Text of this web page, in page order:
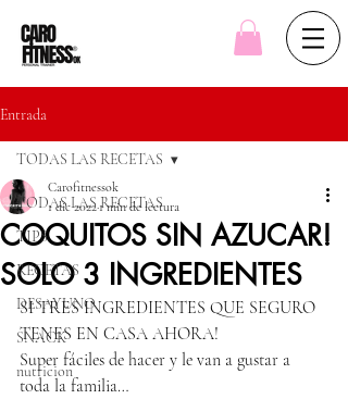
Entrada
TODAS LAS RECETAS
TIPS
RECETAS
DESAYUNO
SNACK
nutricion
TODAS LAS RECETAS
COQUITOS SIN AZUCAR!
SOLO 3 INGREDIENTES
Carofitnessok
1 dic 2022 1 min de lectura
SI TRES INGREDIENTES QUE SEGURO
TENES EN CASA AHORA!
Super fáciles de hacer y le van a gustar a
toda la familia…